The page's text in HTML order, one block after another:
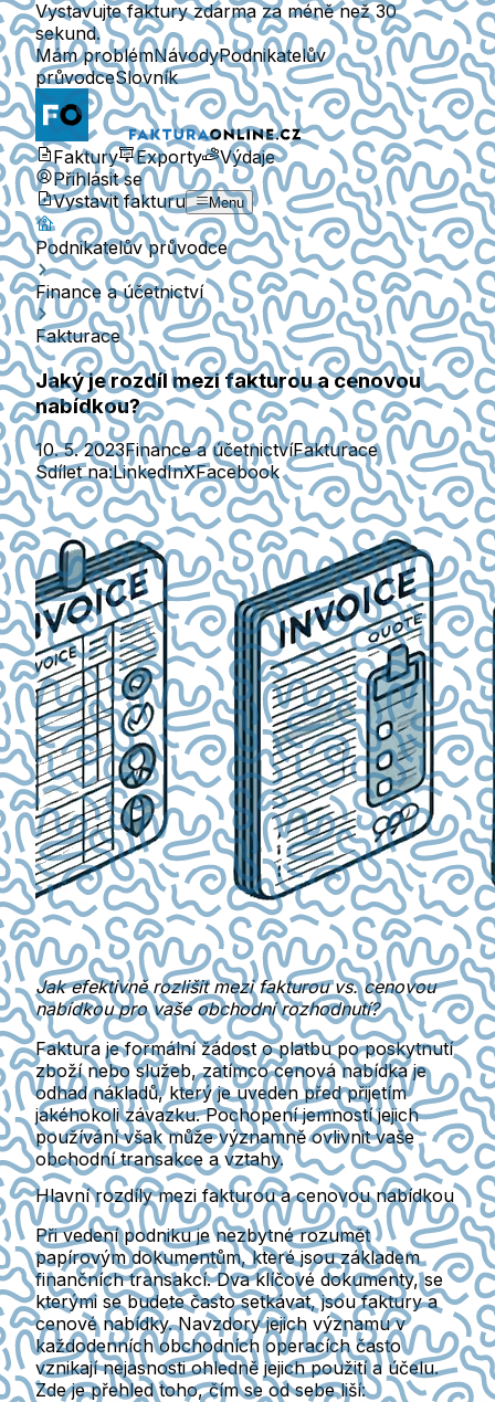
Vystavujte faktury zdarma za méně než 30
sekund.
Mám problémNávodyPodnikatelův
průvodceSlovník
Faktury Exporty
Výdaje
Přihlásit se
Vystavit fakturu
Menu
Podnikatelův průvodce
Finance a účetnictví
Fakturace
Jaký je rozdíl mezi fakturou a cenovou
nabídkou?
10. 5. 2023Finance a účetnictvíFakturace
Sdílet na:LinkedInXFacebook
Jak efektivně rozlišit mezi fakturou vs. cenovou
nabídkou pro vaše obchodní rozhodnutí?
Faktura je formální žádost o platbu po poskytnutí
zboží nebo služeb, zatímco cenová nabídka je
odhad nákladů, který je uveden před přijetím
jakéhokoli závazku. Pochopení jemností jejich
používání však může významně ovlivnit vaše
obchodní transakce a vztahy.
Hlavní rozdíly mezi fakturou a cenovou nabídkou
Při vedení podniku je nezbytné rozumět
papírovým dokumentům, které jsou základem
finančních transakcí. Dva klíčové dokumenty, se
kterými se budete často setkávat, jsou faktury a
cenové nabídky. Navzdory jejich významu v
každodenních obchodních operacích často
vznikají nejasnosti ohledně jejich použití a účelu.
Zde je přehled toho, čím se od sebe liší: